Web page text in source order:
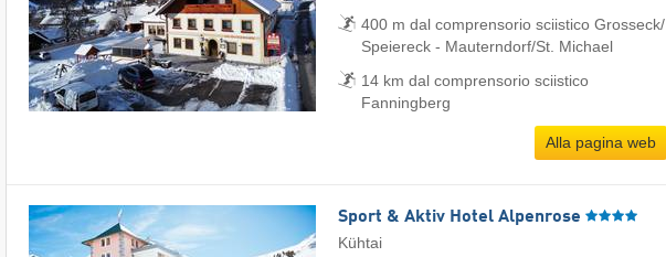
400 m dal comprensorio sciistico Grosseck/​
Speiereck - Mauterndorf/​St. Michael
14 km dal comprensorio sciistico
Fanningberg
Alla pagina web
Sport & Aktiv Hotel Alpenrose
Kühtai